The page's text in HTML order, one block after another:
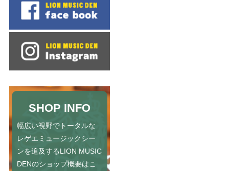
SHOP INFO
幅広い視野でトータルな
レゲエミュージックシー
ンを追及するLION MUSIC
DENのショップ概要はこ